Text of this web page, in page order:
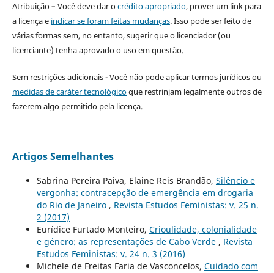
Atribuição – Você deve dar ocrédito apropriado, prover um link para
a licença e indicar se foram feitas mudanças. Isso pode ser feito de
várias formas sem, no entanto, sugerir que o licenciador (ou
licenciante) tenha aprovado o uso em questão.
Sem restrições adicionais - Você não pode aplicar termos jurídicos ou
medidas de caráter tecnológicoque restrinjam legalmente outros de
fazerem algo permitido pela licença.
Artigos Semelhantes
Sabrina Pereira Paiva, Elaine Reis Brandão, Silêncio e
vergonha: contracepção de emergência em drogaria
do Rio de Janeiro , Revista Estudos Feministas: v. 25 n.
2 (2017)
Eurídice Furtado Monteiro, Crioulidade, colonialidade
e género: as representações de Cabo Verde , Revista
Estudos Feministas: v. 24 n. 3 (2016)
Michele de Freitas Faria de Vasconcelos, Cuidado com